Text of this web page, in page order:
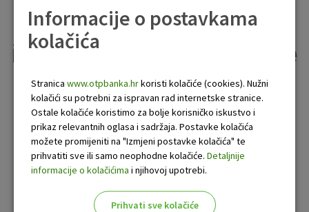
stambenih i kredita za
individualne iznajmljivače
u turizmu, Općih uvjeta
odobravanja gotovinskih
kredita te Općih uvjeta
odobravanja hipotekarnih
kredita
Informacije o postavkama
kolačića
Stranica www.otpbanka.hrkoristi kolačiće (cookies). Nužni
kolačići su potrebni za ispravan rad internetske stranice.
Ostale kolačiće koristimo za bolje korisničko iskustvo i
prikaz relevantnih oglasa i sadržaja. Postavke kolačića
možete promijeniti na "Izmjeni postavke kolačića" te
prihvatiti sve ili samo neophodne kolačiće. Detaljnije
informacije o kolačićima i njihovoj upotrebi.
Prihvati sve kolačiće